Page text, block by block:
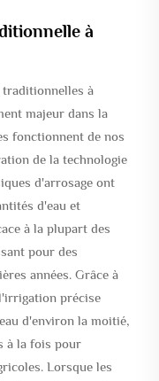
à
traditionnelles à
majeur dans la
fonctionnent de nos
de la technologie
d'arrosage ont
d'eau et
à la plupart des
pour des
années. Grâce à
précise
d'environ la moitié,
à la fois pour
Lorsque les